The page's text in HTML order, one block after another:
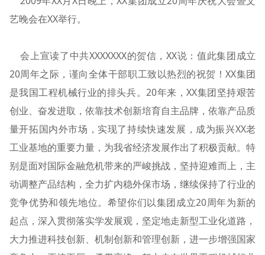
艺晚会在XX举行。
会上宣读了中共XXXXXXX的贺信，XX说：值此集团成立
20周年之际，谨向全体干部职工致以热烈的祝贺！XX集团
是我国工程机械行业的排头兵。20年来，XX集团坚持艰苦
创业、奋发进取，依靠技术创新培育自主品牌，依靠产品质
量开拓国内外市场，实现了持续快速发展，成为振兴XX老
工业基地的重要力量，为我省经济发展作出了积极贡献。特
别是面对国际金融危机带来的严峻挑战，坚持迎难而上，主
动调整产品结构，全力扩内稳外保市场，继续保持了行业的
竞争优势和领先地位。希望你们以集团成立20周年为新的
起点，深入贯彻落实学发展观，坚定地走新型工业化道路，
大力推进科技创新、机制创新和管理创新，进一步增强国家